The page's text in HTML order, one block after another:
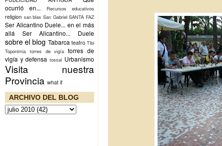
ocurrió en...
Recursos educativos
religion san blas San Gabriel SANTA FAZ
Ser Alicantino Duele... en el más
allá
Ser Alicantino... Duele
sobre el blog Tabarca teatro Tibi
Toponimia torres de vigía torres de
vigía y defensa tossal Urbanismo
Visita nuestra
Provincia what if
ARCHIVO DEL BLOG